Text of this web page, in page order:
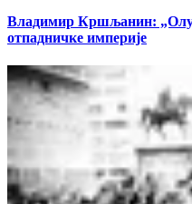
Владимир Кршљанин:
отпадничке империје